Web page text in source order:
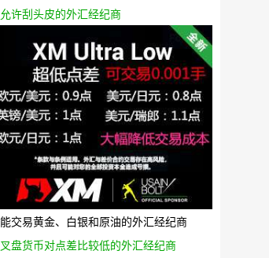
允许刮头皮的外汇经纪商
能交易黄金、白银和原油的外汇经纪商
叉盘货币对点差比较低的外汇经纪商